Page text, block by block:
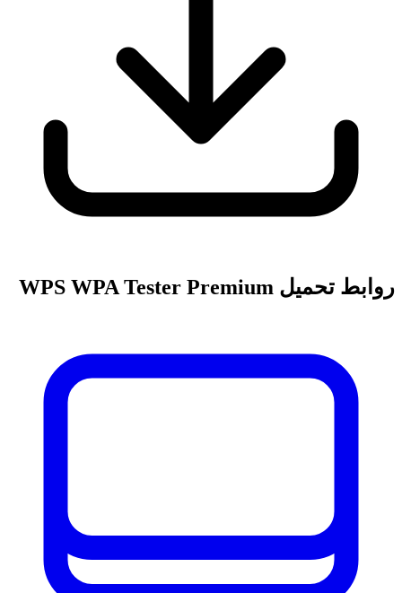
روابط تحميل WPS WPA Tester Premium